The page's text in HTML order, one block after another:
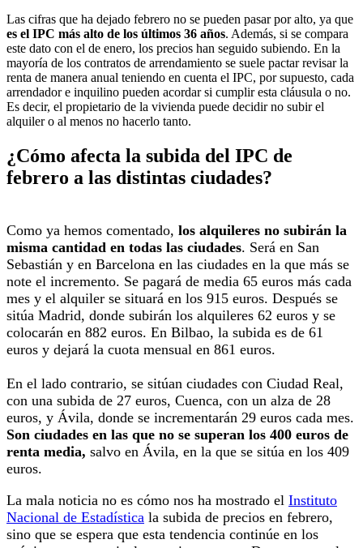
Las cifras que ha dejado febrero no se pueden pasar por alto, ya que
es el IPC más alto de los últimos 36 años. Además, si se compara
este dato con el de enero, los precios han seguido subiendo. En la
mayoría de los contratos de arrendamiento se suele pactar revisar la
renta de manera anual teniendo en cuenta el IPC, por supuesto, cada
arrendador e inquilino pueden acordar si cumplir esta cláusula o no.
Es decir, el propietario de la vivienda puede decidir no subir el
alquiler o al menos no hacerlo tanto.
¿Cómo afecta la subida del IPC de
febrero a las distintas ciudades?
Como ya hemos comentado, los alquileres no subirán la
misma cantidad en todas las ciudades. Será en San
Sebastián y en Barcelona en las ciudades en la que más se
note el incremento. Se pagará de media 65 euros más cada
mes y el alquiler se situará en los 915 euros. Después se
sitúa Madrid, donde subirán los alquileres 62 euros y se
colocarán en 882 euros. En Bilbao, la subida es de 61
euros y dejará la cuota mensual en 861 euros.
En el lado contrario, se sitúan ciudades con Ciudad Real,
con una subida de 27 euros, Cuenca, con un alza de 28
euros, y Ávila, donde se incrementarán 29 euros cada mes.
Son ciudades en las que no se superan los 400 euros de
renta media, salvo en Ávila, en la que se sitúa en los 409
euros.
La mala noticia no es cómo nos ha mostrado el Instituto
Nacional de Estadística la subida de precios en febrero,
sino que se espera que esta tendencia continúe en los